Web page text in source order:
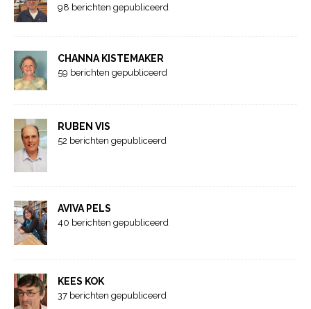
98 berichten gepubliceerd
CHANNA KISTEMAKER
59 berichten gepubliceerd
RUBEN VIS
52 berichten gepubliceerd
AVIVA PELS
40 berichten gepubliceerd
KEES KOK
37 berichten gepubliceerd